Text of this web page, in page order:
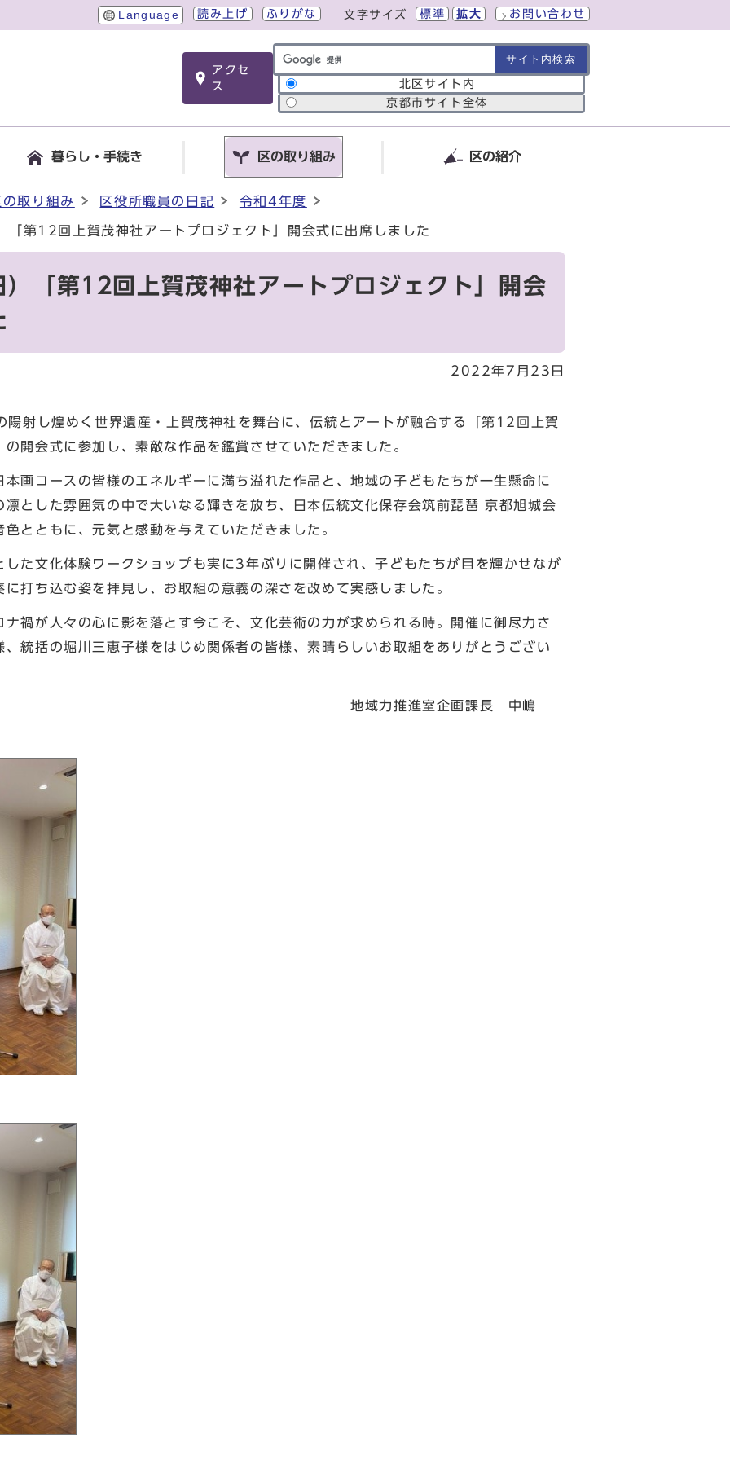
Language 読み上げ ふりがな 文字サイズ 標準 拡大 お問い合わせ
アクセ
ス
サイト内検索の範囲
北区サイト内
京都市サイト全体
暮らし・手続き 区の取り組み 区の紹介
の取り組み 区役所職員の日記 令和4年度
第12回上賀茂神社アートプロジェクト」開会式に出席しました
「第12回上賀茂神社アートプロジェクト」開会
2022年7月23日
射し煌めく世界遺産・上賀茂神社を舞台に、伝統とアートが融合する「第12回上賀
開会式に参加し、素敵な作品を鑑賞させていただきました。
画コースの皆様のエネルギーに満ち溢れた作品と、地域の子どもたちが一生懸命に
凛とした雰囲気の中で大いなる輝きを放ち、日本伝統文化保存会筑前琵琶 京都旭城会
とともに、元気と感動を与えていただきました。
た文化体験ワークショップも実に3年ぶりに開催され、子どもたちが目を輝かせなが
打ち込む姿を拝見し、お取組の意義の深さを改めて実感しました。
禍が人々の心に影を落とす今こそ、文化芸術の力が求められる時。開催に御尽力さ
統括の堀川三恵子様をはじめ関係者の皆様、素晴らしいお取組をありがとうござい
進室企画課長 中嶋